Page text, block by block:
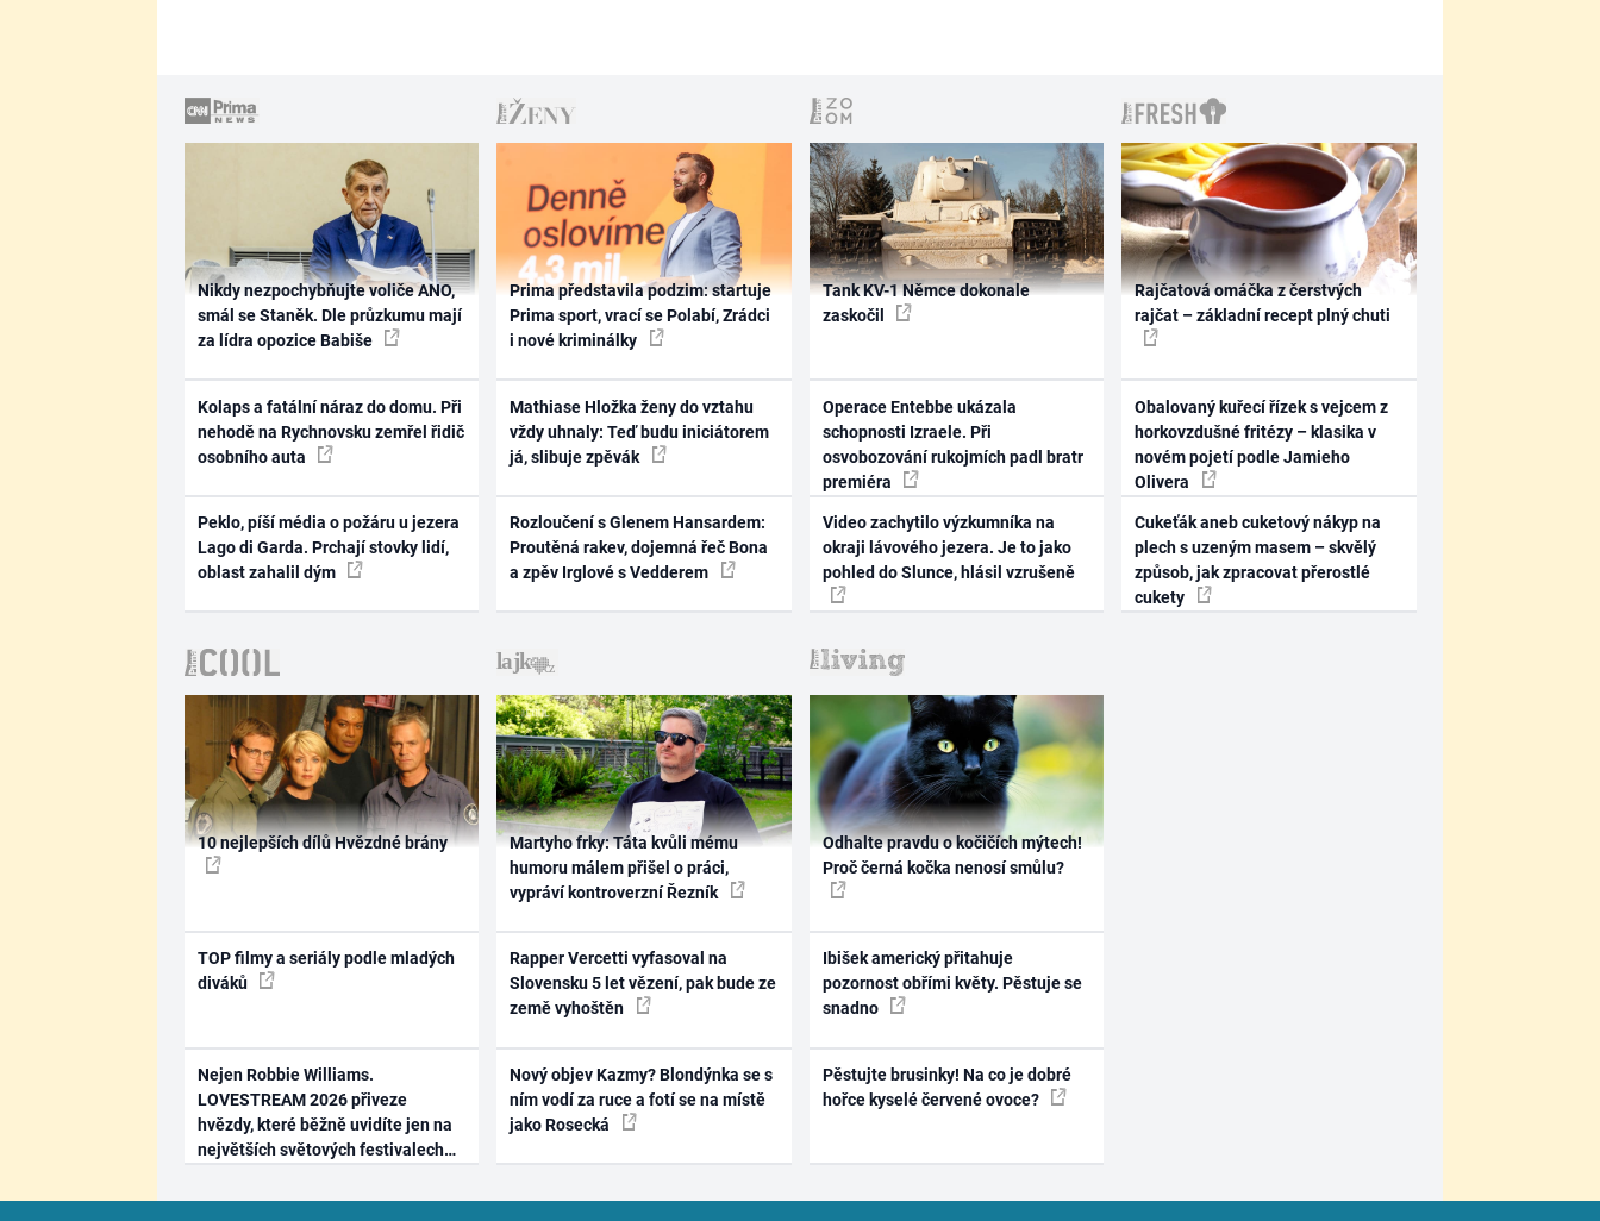
Nikdy nezpochybňujte voliče ANO,
smál se Staněk. Dle průzkumu mají
za lídra opozice Babiše
Kolaps a fatální náraz do domu. Při
nehodě na Rychnovsku zemřel řidič
osobního auta
Peklo, píší média o požáru u jezera
Lago di Garda. Prchají stovky lidí,
oblast zahalil dým
Prima představila podzim: startuje
Prima sport, vrací se Polabí, Zrádci
i nové kriminálky
Mathiase Hložka ženy do vztahu
vždy uhnaly: Teď budu iniciátorem
já, slibuje zpěvák
Rozloučení s Glenem Hansardem:
Proutěná rakev, dojemná řeč Bona
a zpěv Irglové s Vedderem
Tank KV-1 Němce dokonale
zaskočil
Operace Entebbe ukázala
schopnosti Izraele. Při
osvobozování rukojmích padl bratr
premiéra
Video zachytilo výzkumníka na
okraji lávového jezera. Je to jako
pohled do Slunce, hlásil vzrušeně
Rajčatová omáčka z čerstvých
rajčat – základní recept plný chuti
Obalovaný kuřecí řízek s vejcem z
horkovzdušné fritézy – klasika v
novém pojetí podle Jamieho
Olivera
Cukeťák aneb cuketový nákyp na
plech s uzeným masem – skvělý
způsob, jak zpracovat přerostlé
cukety
10 nejlepších dílů Hvězdné brány
TOP filmy a seriály podle mladých
diváků
Nejen Robbie Williams.
LOVESTREAM 2026 přiveze
hvězdy, které běžně uvidíte jen na
největších světových festivalech
Martyho frky: Táta kvůli mému
humoru málem přišel o práci,
vypráví kontroverzní Řezník
Rapper Vercetti vyfasoval na
Slovensku 5 let vězení, pak bude ze
země vyhoštěn
Nový objev Kazmy? Blondýnka se s
ním vodí za ruce a fotí se na místě
jako Rosecká
Odhalte pravdu o kočičích mýtech!
Proč černá kočka nenosí smůlu?
Ibišek americký přitahuje
pozornost obřími květy. Pěstuje se
snadno
Pěstujte brusinky! Na co je dobré
hořce kyselé červené ovoce?